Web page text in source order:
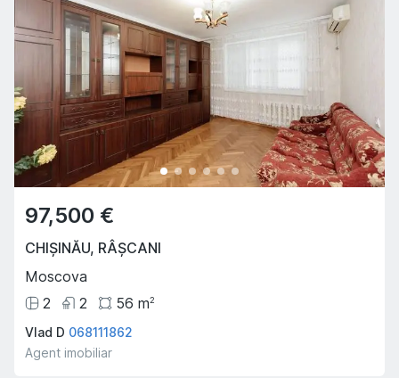
97,500 €
CHIȘINĂU, RÂȘCANI
Moscova
2
2 56 m2
Vlad D 068111862
Agent imobiliar